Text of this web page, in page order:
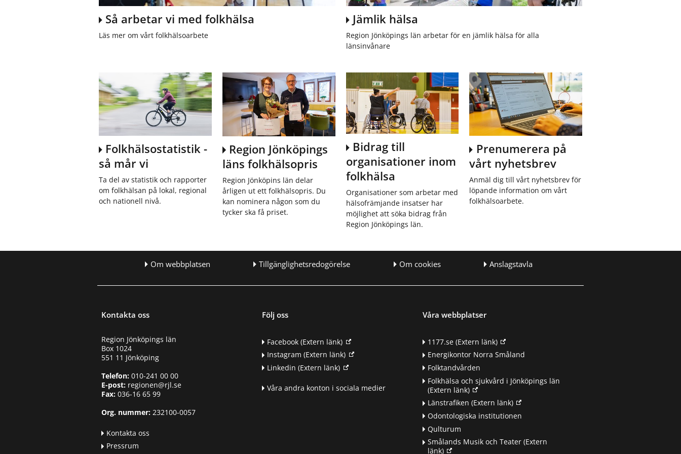
F
o
l
ä
l
s
a
o
å
n
a
l
u
t
e
k
l
g
J
b
c
h
k
a
r
r
i
e
m
r
a
t
i
Så arbetar vi med folkhälsa
Läs mer om vårt folkhälsoarbete
Jämlik hälsa
Region Jönköpings län arbetar för en jämlik hälsa för alla
länsinvånare
Folkhälsostatistik -
så mår vi
Ta del av statistik och rapporter
om folkhälsan på lokal, regional
och nationell nivå.
Region Jönköpings
läns folkhälsopris
Region Jönköpins län delar
årligen ut ett folkhälsopris. Du
kan nominera någon som du
tycker ska få priset.
Bidrag till
organisationer inom
folkhälsa
Organisationer som arbetar med
hälsofrämjande insatser har
möjlighet att söka bidrag från
Region Jönköpings län.
Prenumerera på
vårt nyhetsbrev
Anmäl dig till vårt nyhetsbrev för
löpande information om vårt
folkhälsoarbete.
Om webbplatsen Tillgänglighetsredogörelse Om cookies Anslagstavla
Kontakta oss
Region Jönköpings län
Box 1024
551 11 Jönköping
Telefon: 010-241 00 00
E-post: regionen@rjl.se
Fax:036-16 65 99
Org. nummer: 232100-0057
Kontakta oss
Pressrum
Följ oss
Facebook (Extern länk)
Instagram (Extern länk)
Linkedin (Extern länk)
Våra andra konton i sociala medier
Våra webbplatser
1177.se (Extern länk)
Energikontor Norra Småland
Folktandvården
Folkhälsa och sjukvård i Jönköpings län
(Extern länk)
Länstrafiken (Extern länk)
Odontologiska institutionen
Qulturum
Smålands Musik och Teater (Extern
länk)